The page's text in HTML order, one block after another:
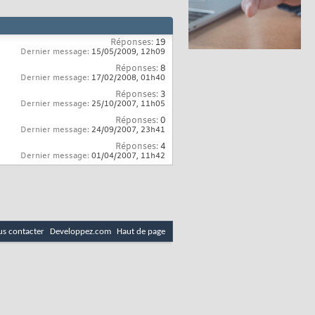
Réponses: 19
Dernier message: 15/05/2009, 12h09
Réponses:8
Dernier message: 17/02/2008, 01h40
Réponses: 3
Dernier message: 25/10/2007, 11h05
Réponses:0
Dernier message: 24/09/2007, 23h41
Réponses:4
Dernier message: 01/04/2007, 11h42
contacter Developpez.com Haut de page